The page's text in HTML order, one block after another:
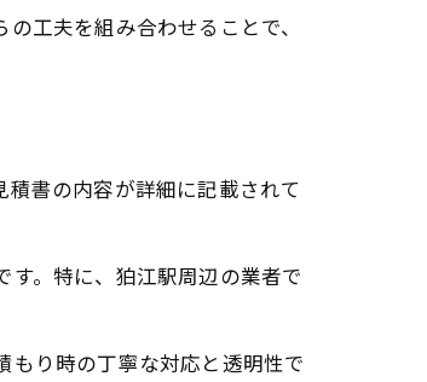
工夫を組み合わせることで、
書の内容が詳細に記載されて
。特に、狛江駅周辺の業者で
もり時の丁寧な対応と透明性で